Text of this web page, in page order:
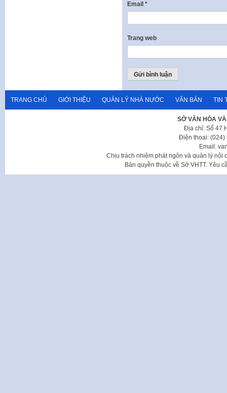
Email *
Trang web
TRANG CHỦ GIỚI THIỆU QUẢN LÝ NHÀ NƯỚC VĂN BẢN TIN
SỞ VĂN HÓA
Địa chỉ: Số 47
Điện thoại: (024)
Email:
Chịu trách nhiệm phát ngôn và quản lý nội
Bản quyền thuộc về Sở VHTT. Yêu